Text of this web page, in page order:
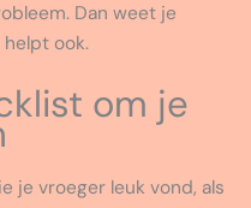
Dan weet je
ook.
om je
je vroeger leuk vond, als